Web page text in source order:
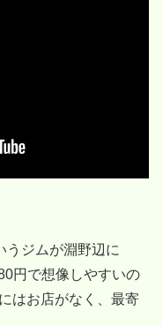
うジムが淵野辺に
円で想像しやすいの
はお店がなく、最寄